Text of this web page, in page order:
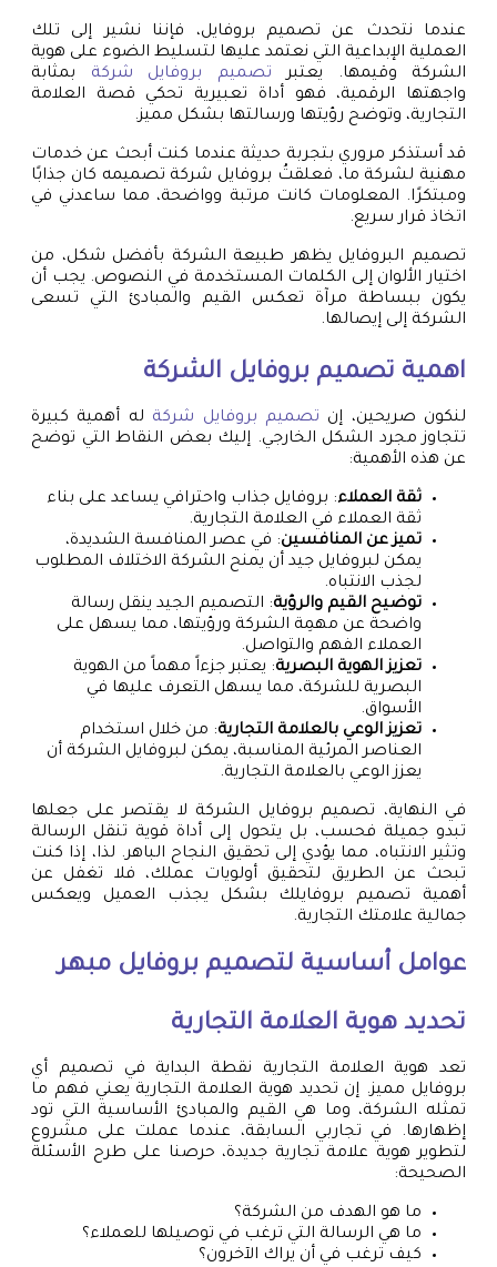
عندما نتحدث عن تصميم بروفايل، فإننا نشير إلى تلك
العملية الإبداعية التي نعتمد عليها لتسليط الضوء على هوية
الشركة وقيمها. يعتبر تصميم بروفايل شركة بمثابة
واجهتها الرقمية، فهو أداة تعبيرية تحكي قصة العلامة
التجارية، وتوضح رؤيتها ورسالتها بشكل مميز.
قد أستذكر مروري بتجربة حديثة عندما كنت أبحث عن خدمات
مهنية لشركة ما، فعلقتُ بروفايل شركة تصميمه كان جذابًا
ومبتكرًا. المعلومات كانت مرتبة وواضحة، مما ساعدني في
اتخاذ قرار سريع.
تصميم البروفايل يظهر طبيعة الشركة بأفضل شكل، من
اختيار الألوان إلى الكلمات المستخدمة في النصوص. يجب أن
يكون ببساطة مرآة تعكس القيم والمبادئ التي تسعى
الشركة إلى إيصالها.
اهمية تصميم بروفايل الشركة
لنكون صريحين، إن تصميم بروفايل شركة له أهمية كبيرة
تتجاوز مجرد الشكل الخارجي. إليك بعض النقاط التي توضح
عن هذه الأهمية:
ثقة العملاء: بروفايل جذاب واحترافي يساعد على بناء
ثقة العملاء في العلامة التجارية.
تميز عن المنافسين: في عصر المنافسة الشديدة،
يمكن لبروفايل جيد أن يمنح الشركة الاختلاف المطلوب
لجذب الانتباه.
توضيح القيم والرؤية: التصميم الجيد ينقل رسالة
واضحة عن مهمِة الشركة ورؤيتها، مما يسهل على
العملاء الفهم والتواصل.
تعزيز الهوية البصرية: يعتبر جزءاً مهماً من الهوية
البصرية للشركة، مما يسهل التعرف عليها في
الأسواق.
تعزيز الوعي بالعلامة التجارية: من خلال استخدام
العناصر المرئية المناسبة، يمكن لبروفايل الشركة أن
يعزز الوعي بالعلامة التجارية.
في النهاية، تصميم بروفايل الشركة لا يقتصر على جعلها
تبدو جميلة فحسب، بل يتحول إلى أداة قوية تنقل الرسالة
وتثير الانتباه، مما يؤدي إلى تحقيق النجاح الباهر. لذا، إذا كنت
تبحث عن الطريق لتحقيق أولويات عملك، فلا تغفل عن
أهمية تصميم بروفايلك بشكل يجذب العميل ويعكس
جمالية علامتك التجارية.
عوامل أساسية لتصميم بروفايل مبهر
تحديد هوية العلامة التجارية
تعد هوية العلامة التجارية نقطة البداية في تصميم أي
بروفايل مميز. إن تحديد هوية العلامة التجارية يعني فهم ما
تمثله الشركة، وما هي القيم والمبادئ الأساسية التي تود
إظهارها. في تجاربي السابقة، عندما عملت على مشروع
لتطوير هوية علامة تجارية جديدة، حرصنا على طرح الأسئلة
الصحيحة:
ما هو الهدف من الشركة؟
ما هي الرسالة التي ترغب في توصيلها للعملاء؟
كيف ترغب في أن يراك الآخرون؟